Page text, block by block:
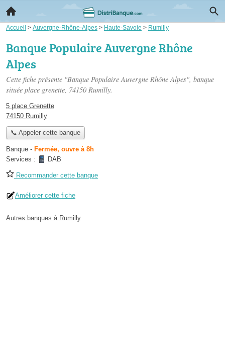
Accueil > Auvergne-Rhône-Alpes > Haute-Savoie > Rumilly
Banque Populaire Auvergne Rhône
Alpes
Cette fiche présente "Banque Populaire Auvergne Rhône Alpes", banque
située place grenette, 74150 Rumilly.
5 place Grenette
74150 Rumilly
📞 Appeler cette banque
Banque - Fermée, ouvre à 8h
Services :
DAB
Recommander cette banque
Améliorer cette fiche
Autres banques à Rumilly